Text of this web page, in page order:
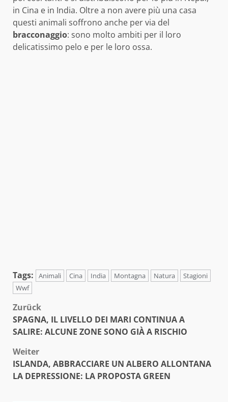
in Cina e in India. Oltre a non avere più una casa
questi animali soffrono anche per via del
bracconaggio: sono molto ambiti per il loro
delicatissimo pelo e per le loro ossa.
Tags: Animali Cina India Montagna Natura
Stagioni
Wwf
Beitragsnavigation
Zurück
SPAGNA, IL LIVELLO DEI MARI CONTINUA A
SALIRE: ALCUNE ZONE SONO GIÀ A RISCHIO
Weiter
ISLANDA, ABBRACCIARE UN ALBERO ALLONTANA
LA DEPRESSIONE: LA PROPOSTA GREEN